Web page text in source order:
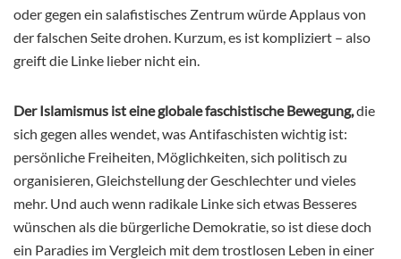
oder gegen ein salafistisches Zentrum würde Applaus von
der falschen Seite drohen. Kurzum, es ist komp­liziert – also
greift die Linke lieber nicht ein.
Der Islamismus ist eine globale faschistische Bewegung,die
sich gegen alles wendet, was Antifaschisten wichtig ist:
persönliche Freiheiten, Möglichkeiten, sich politisch zu
organisieren, Gleichstellung der Geschlechter und vieles
mehr. Und auch wenn radikale Linke sich etwas Besseres
wünschen als die bürgerliche Demokratie, so ist diese doch
ein Paradies im Vergleich mit dem trostlosen Leben in einer